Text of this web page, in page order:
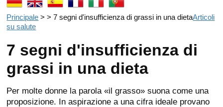
Principale > > 7 segni d'insufficienza di grassi in una dietaArticoli
su salute
7 segni d'insufficienza di
grassi in una dieta
Per molte donne la parola «il grasso» suona come una
proposizione. In aspirazione a una cifra ideale provano